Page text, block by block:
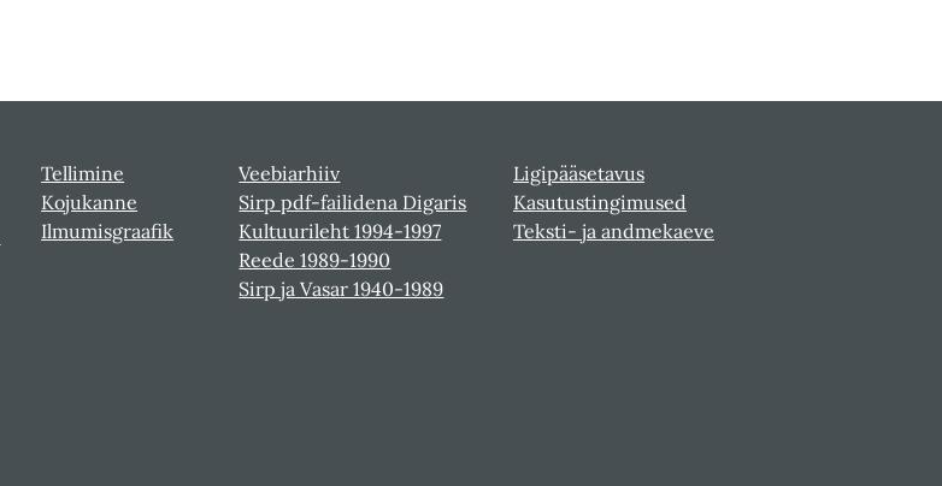
Tellimine
Kojukanne
Ilmumisgraafik
Veebiarhiiv
Sirp pdf-failidena Digaris
Kultuurileht 1994-1997
Reede 1989-1990
Sirp ja Vasar 1940-1989
Ligipääsetavus
Kasutustingimused
Teksti- ja andmekaeve